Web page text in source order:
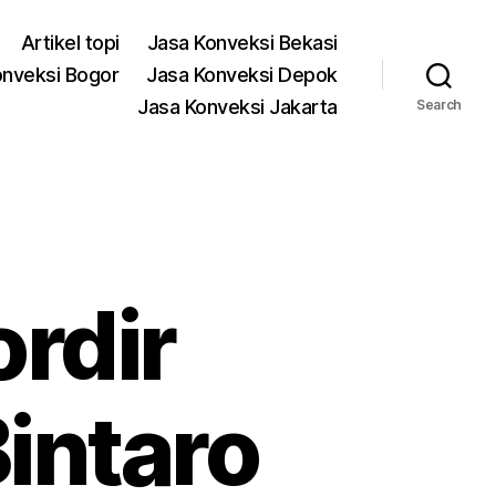
Artikel topi
Jasa Konveksi Bekasi
Bogor
Jasa Konveksi Depok
Jasa Konveksi Jakarta
Search